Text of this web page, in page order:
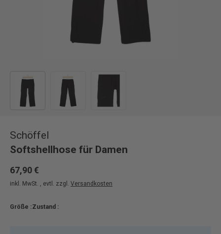
Schöffel
Softshellhose für Damen
67,90 €
inkl. MwSt. , evtl. zzgl. Versandkosten
Größe :Zustand :